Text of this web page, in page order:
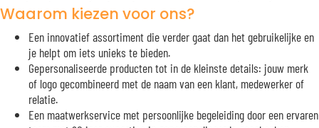
Waarom kiezen voor ons?
Een innovatief assortiment die verder gaat dan het gebruikelijke en
je helpt om iets unieks te bieden.
Gepersonaliseerde producten tot in de kleinste details: jouw merk
of logo gecombineerd met de naam van een klant, medewerker of
relatie.
Een maatwerkservice met persoonlijke begeleiding door een ervaren